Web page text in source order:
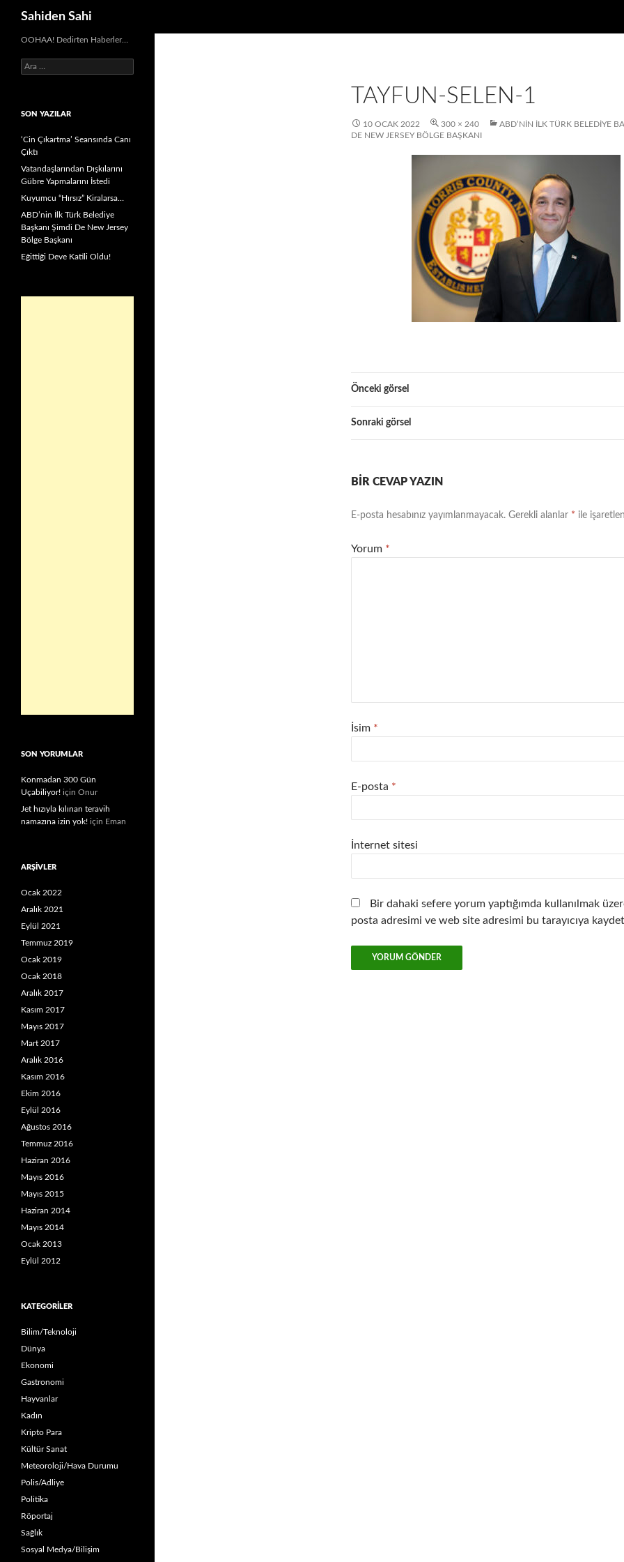
Sahiden Sahi
TAYFUN-SELEN-1
10 OCAK 2022 300 × 240
ABD’NIN İLK TÜRK BELEDIYE
DE NEW JERSEY BÖLGE BAŞKANI
Önceki görsel
Sonraki görsel
BIR CEVAP YAZIN
E-posta hesabınız yayımlanmayacak. Gerekli alanlar * ile
Yorum *
İsim *
E-posta *
İnternet sitesi
Bir dahaki sefere yorum yaptığımda kullanılmak
posta adresimi ve web site adresimi bu tarayıcıya
OOHAA! Dedirten Haberler…
Arama:
SON YAZILAR
‘Cin Çıkartma’ Seansında Canı
Çıktı
Vatandaşlarından Dışkılarını
Gübre Yapmalarını İstedi
Kuyumcu “Hırsız” Kiralarsa…
ABD’nin İlk Türk Belediye
Başkanı Şimdi De New Jersey
Bölge Başkanı
Eğittiği Deve Katili Oldu!
SON YORUMLAR
Konmadan 300 Gün
Uçabiliyor! için Onur
Jet hızıyla kılınan teravih
namazına izin yok! için Eman
ARŞIVLER
Ocak 2022
Aralık 2021
Eylül 2021
Temmuz 2019
Ocak 2019
Ocak 2018
Aralık 2017
Kasım 2017
Mayıs 2017
Mart 2017
Aralık 2016
Kasım 2016
Ekim 2016
Eylül 2016
Ağustos 2016
Temmuz 2016
Haziran 2016
Mayıs 2016
Mayıs 2015
Haziran 2014
Mayıs 2014
Ocak 2013
Eylül 2012
KATEGORILER
Bilim/Teknoloji
Dünya
Ekonomi
Gastronomi
Hayvanlar
Kadın
Kripto Para
Kültür Sanat
Meteoroloji/Hava Durumu
Polis/Adliye
Politika
Röportaj
Sağlık
Sosyal Medya/Bilişim